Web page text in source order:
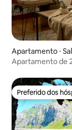
Apartamento ⋅
Apartamento de
Preferido dos
Preferido dos